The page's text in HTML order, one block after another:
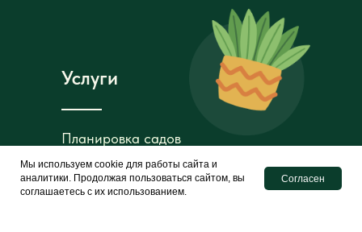
Мы используем cookie для работы сайта и
аналитики. Продолжая пользоваться сайтом, вы
соглашаетесь с их использованием.
Согласен
Световые инсталяции
Световые инсталяции
Посадка
растений
Посадка
растений
Планировка садов
Планировка садов
Услуги